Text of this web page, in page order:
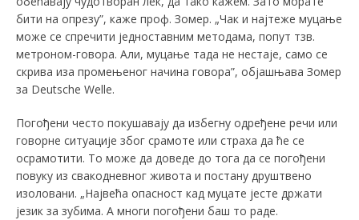
бити на опрезу”, каже проф. Зомер. „Чак и најтеже муцање
може се спречити једноставним методама, попут тзв.
метроном-говора. Али, муцање тада не нестаје, само се
скрива иза промењеног начина говора”, објашњава Зомер
за Deutsche Welle.
Погођени често покушавају да избегну одређене речи или
говорне ситуације због срамоте или страха да ће се
осрамотити. То може да доведе до тога да се погођени
повуку из свакодневног живота и постану друштвено
изоловани. „Највећа опасност кад муцате јесте држати
језик за зубима. А многи погођени баш то раде.